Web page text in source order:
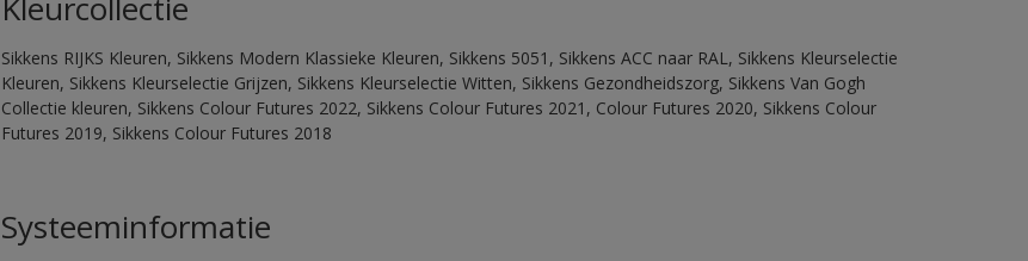
Sikkens RIJKS Kleuren, Sikkens Modern Klassieke Kleuren, Sikkens 5051, Sikkens ACC naar RAL, Sikkens Kleurselectie
Kleuren, Sikkens Kleurselectie Grijzen, Sikkens Kleurselectie Witten, Sikkens Gezondheidszorg, Sikkens Van Gogh
Collectie kleuren, Sikkens Colour Futures 2022, Sikkens Colour Futures 2021, Colour Futures 2020, Sikkens Colour
Futures 2019, Sikkens Colour Futures 2018
Systeeminformatie